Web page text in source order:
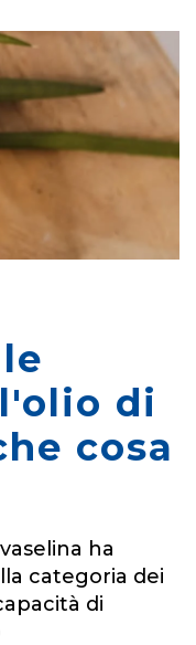
di
cosa
ha
categoria dei
di